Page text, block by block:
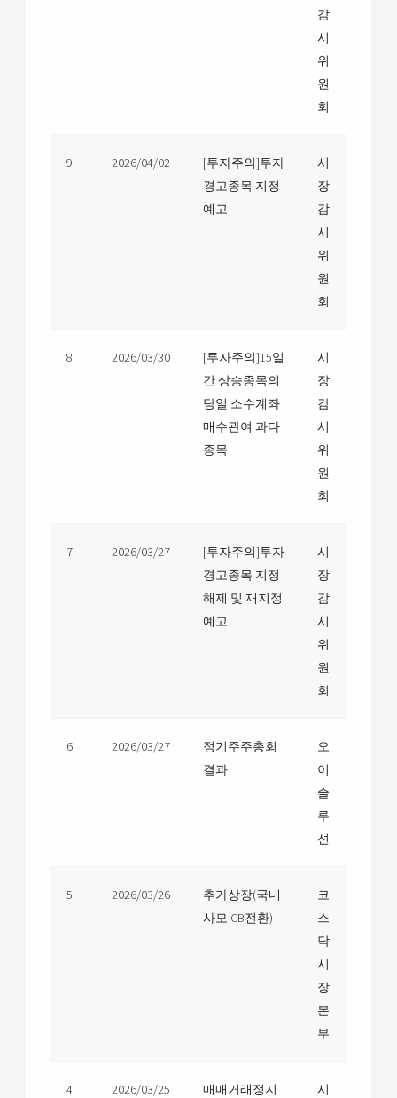
감
시
위
원
회
9 2026/04/02
[투자주의]투자
경고종목 지정
예고
시
장
감
시
위
원
회
8 2026/03/30
[투자주의]15일
간 상승종목의
당일 소수계좌
매수관여 과다
종목
시
장
감
시
위
원
회
7 2026/03/27
[투자주의]투자
경고종목 지정
해제 및 재지정
예고
시
장
감
시
위
원
회
6 2026/03/27
정기주주총회
결과
오
이
솔
루
션
5 2026/03/26
추가상장(국내
사모 CB전환)
코
스
닥
시
장
본
부
4 2026/03/25
매매거래정지
시